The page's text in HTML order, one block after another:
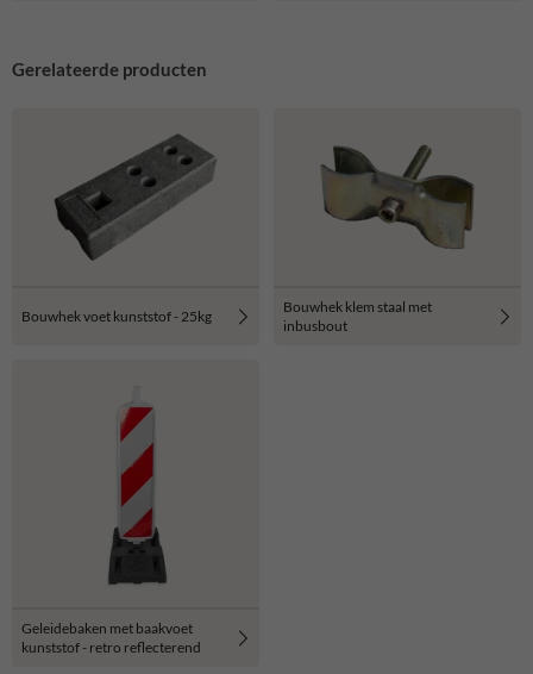
Gerelateerde producten
Bouwhek voet kunststof - 25kg
Bouwhek klem staal met
inbusbout
Geleidebaken met baakvoet
kunststof - retro reflecterend